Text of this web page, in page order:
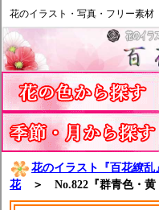
花のイラスト・写真・フリー素
花のイラスト『百花繚乱
花＞ No.822『群青色・黄